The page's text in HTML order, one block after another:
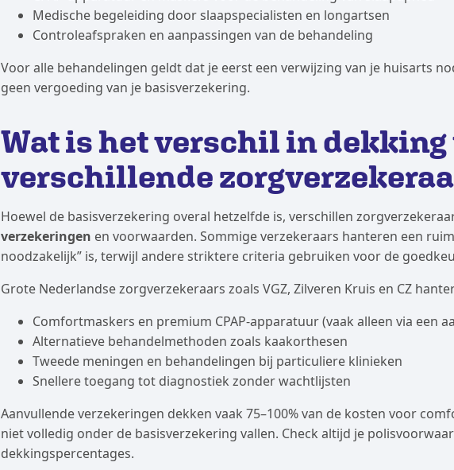
Medische begeleiding door slaapspecialisten en longartsen
Controleafspraken en aanpassingen van de behandeling
Voor alle behandelingen geldt dat je eerst een verwijzing van je huisarts
geen vergoeding van je basisverzekering.
Wat is het verschil in
verschillende
Hoewel de basisverzekering overal hetzelfde is, verschillen
verzekeringen en voorwaarden. Sommige verzekeraars hanteren een
noodzakelijk” is, terwijl andere striktere criteria gebruiken voor de
Grote Nederlandse zorgverzekeraars zoals VGZ, Zilveren Kruis en CZ
Comfortmaskers en premium CPAP-apparatuur (vaak alleen via een
Alternatieve behandelmethoden zoals kaakorthesen
Tweede meningen en behandelingen bij particuliere klinieken
Snellere toegang tot diagnostiek zonder wachtlijsten
Aanvullende verzekeringen dekken vaak 75–100% van de kosten voor
niet volledig onder de basisverzekering vallen. Check altijd je
dekkingspercentages.